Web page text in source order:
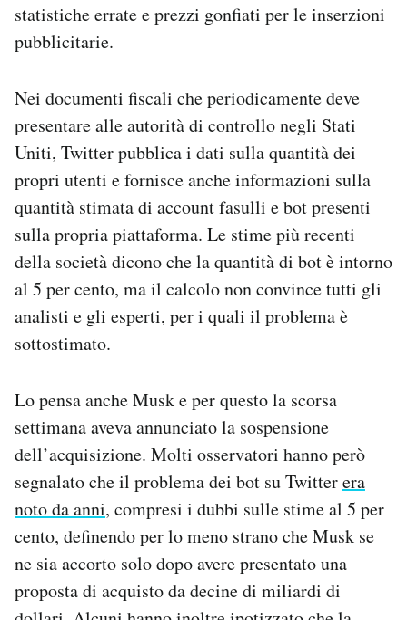
statistiche errate e prezzi gonfiati per le inserzioni
pubblicitarie.
Nei documenti fiscali che periodicamente deve
presentare alle autorità di controllo negli Stati
Uniti, Twitter pubblica i dati sulla quantità dei
propri utenti e fornisce anche informazioni sulla
quantità stimata di account fasulli e bot presenti
sulla propria piattaforma. Le stime più recenti
della società dicono che la quantità di bot è intorno
al 5 per cento, ma il calcolo non convince tutti gli
analisti e gli esperti, per i quali il problema è
sottostimato.
Lo pensa anche Musk e per questo la scorsa
settimana aveva annunciato la sospensione
dell’acquisizione. Molti osservatori hanno però
segnalato che il problema dei bot su Twitterera
noto da anni, compresi i dubbi sulle stime al 5 per
cento, definendo per lo meno strano che Musk se
ne sia accorto solo dopo avere presentato una
proposta di acquisto da decine di miliardi di